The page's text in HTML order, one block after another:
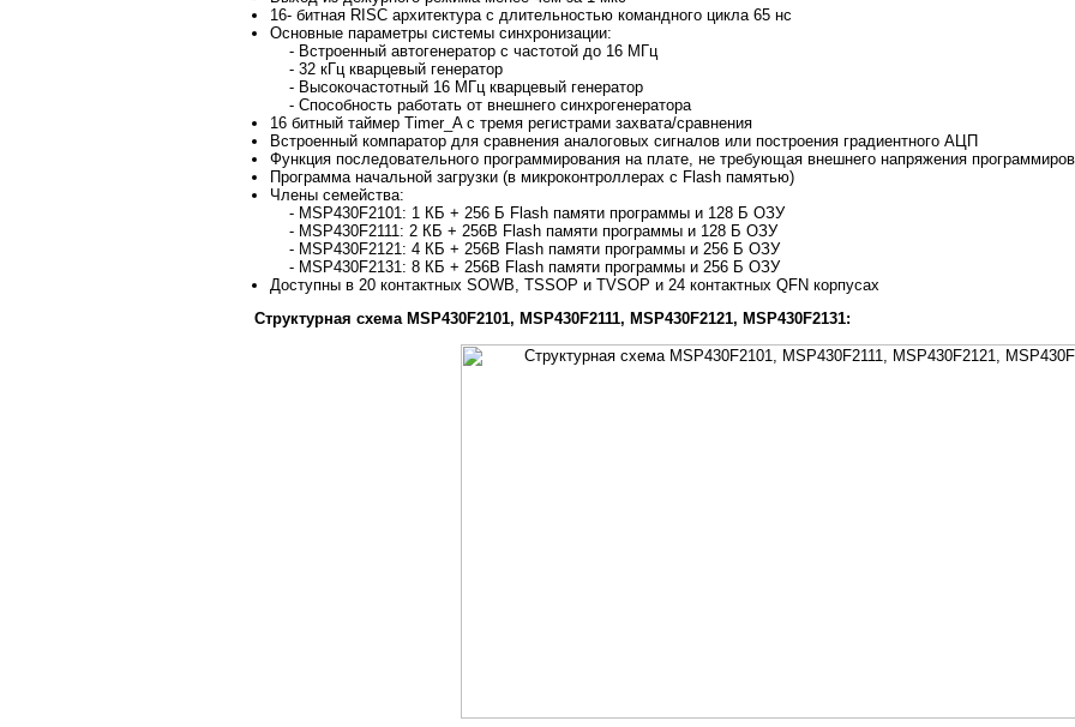
16- битная RISC архитектура с длительностью командного цикла 65 нс
Основные параметры системы синхронизации:
- Встроенный автогенератор с частотой до 16 МГц
- 32 кГц кварцевый генератор
- Высокочастотный 16 МГц кварцевый генератор
- Способность работать от внешнего синхрогенератора
16 битный таймер Timer_A с тремя регистрами захвата/сравнения
Встроенный компаратор для сравнения аналоговых сигналов или построения градиентного АЦП
Функция последовательного программирования на плате, не требующая внешнего напряжения
Программа начальной загрузки (в микроконтроллерах с Flash памятью)
Члены семейства:
- MSP430F2101: 1 КБ + 256 Б Flash памяти программы и 128 Б ОЗУ
- MSP430F2111: 2 КБ + 256B Flash памяти программы и 128 Б ОЗУ
- MSP430F2121: 4 КБ + 256B Flash памяти программы и 256 Б ОЗУ
- MSP430F2131: 8 КБ + 256B Flash памяти программы и 256 Б ОЗУ
Доступны в 20 контактных SOWB, TSSOP и TVSOP и 24 контактных QFN корпусах
Структурная схема MSP430F2101, MSP430F2111, MSP430F2121, MSP430F2131: